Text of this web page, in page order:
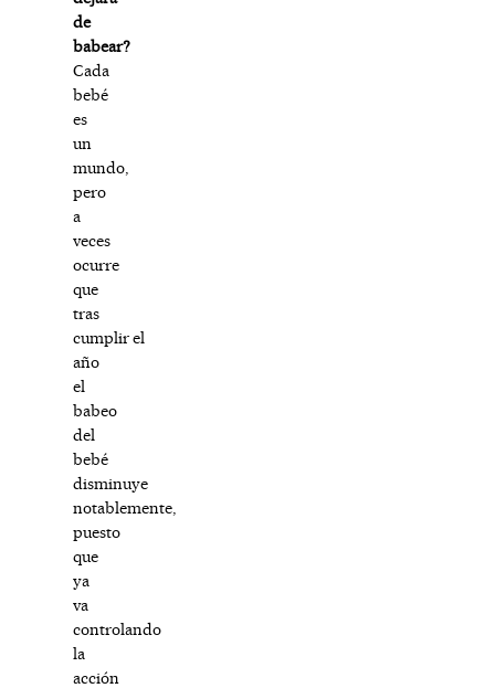
de
babear?
Cada
bebé
es
un
mundo,
pero
a
veces
ocurre
que
tras
cumplir el
año
el
babeo
del
bebé
disminuye
notablemente,
puesto
que
ya
va
controlando
la
acción